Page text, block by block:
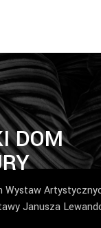
DOM
Wystaw
Janusza